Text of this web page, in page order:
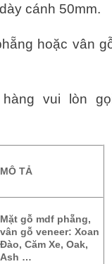
cánh 50mm.
hoặc vân
vui lòn
MÔ TẢ
Mặt gỗ mdf phẵng,
vân gỗ veneer: Xoan
Đào, Căm Xe, Oak,
Ash …